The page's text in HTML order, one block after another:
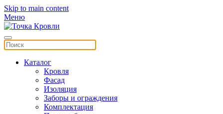
Skip to main content
Меню
Каталог
Кровля
Фасад
Изоляция
Заборы и ограждения
Комплектация